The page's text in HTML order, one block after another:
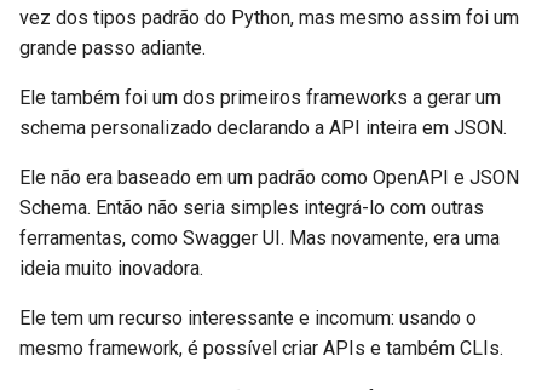
vez dos tipos padrão do Python, mas mesmo assim foi um
grande passo adiante.
Ele também foi um dos primeiros frameworks a gerar um
schema personalizado declarando a API inteira em JSON.
Ele não era baseado em um padrão como OpenAPI e JSON
Schema. Então não seria simples integrá-lo com outras
ferramentas, como Swagger UI. Mas novamente, era uma
ideia muito inovadora.
Ele tem um recurso interessante e incomum: usando o
mesmo framework, é possível criar APIs e também CLIs.